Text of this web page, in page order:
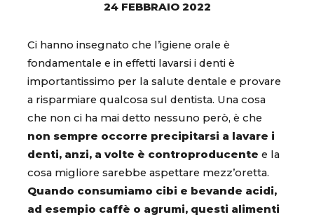
24 FEBBRAIO 2022
Ci hanno insegnato che l’igiene orale è
fondamentale e in effetti lavarsi i denti è
importantissimo per la salute dentale e provare
a risparmiare qualcosa sul dentista. Una cosa
che non ci ha mai detto nessuno però, è che
non sempre occorre precipitarsi a lavare i
denti, anzi, a volte è controproducente e la
cosa migliore sarebbe aspettare mezz’oretta.
Quando consumiamo cibi e bevande acidi,
ad esempio caffè o agrumi, questi alimenti